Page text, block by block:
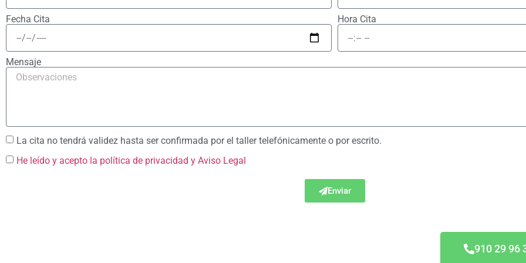
Fecha Cita Hora Cita
Mensaje
La cita no tendrá validez hasta ser confirmada por el taller telefónicamente o por escrito.
He leído y acepto la política de privacidad y Aviso Legal
Enviar
910 29 96